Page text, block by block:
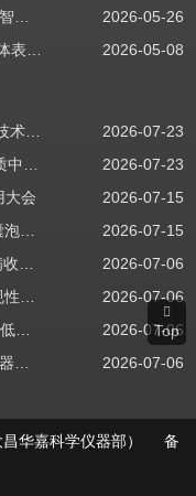
Biolin全自动表面张力仪：解析界面科学的智能之眼
2026-05-26
Biolin Theta系列接触角测量 | 如何计算液体表面张力分量
2026-05-08
邀请函 | 2026（第十二届）全国香料香精技术交流年会
2026-07-23
网络研讨会 | 基于EOF和AOF分析的水基质中PFAS筛查
2026-07-23
大会
2026-07-15
网络研讨会 | 新一代NTA技术助力细胞外囊泡质量评估与工艺开发
2026-07-15
DKSH中国区科学仪器实验室开幕仪式圆满收官！
2026-07-06
网络研讨会 | ASTM D5453 和 D4629 合规性：无需妥协
2026-07-06
网络研讨会 | BELSORP MAX X HP：从超低压物理吸附到高压吸附
2026-07-06
邀请函 | 2026 石油化工行业分析测试与仪器技术交流会（辽宁站）
2026-07-06
昌华嘉科学仪器部） 备
Top